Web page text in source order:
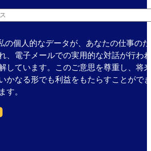
ス
の個人的なデータが、あなたの仕事のた
、電子メールでの実用的な対話が行わ
しています。このご意思を尊重し、将
かなる形でも利益をもたらすことがで
す。